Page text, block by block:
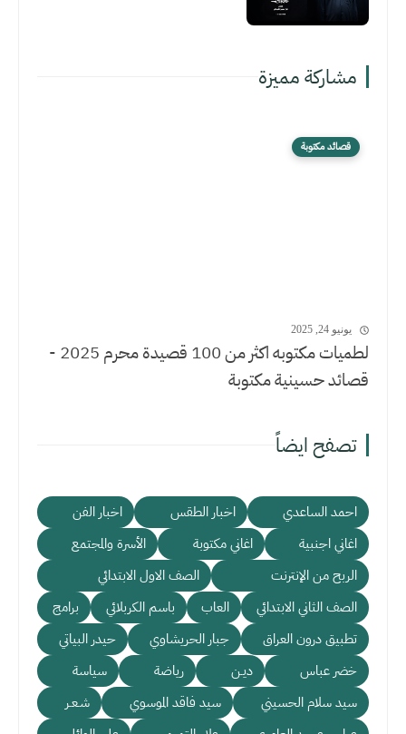
مشاركة مميزة
قصائد مكتوبة
يونيو 24, 2025
لطميات مكتوبه اكثر من 100 قصيدة محرم 2025 -
قصائد حسينية مكتوبة
تصفح ايضاً
احمد الساعدي اخبار الطقس
اخبار الفن
اغاني اجنبية
اغاني مكتوبة
الأسرة والمجتمع
الربح من الإنترنت
الصف الاول الابتدائي
الصف الثاني الابتدائي
العاب باسم الكربلائي
برامج
تطبيق درون العراق
جبار الحريشاوي
حيدر البياتي
خضر عباس
ديـن رياضة
سياسة
سيد سلام الحسيني
سيد فاقد الموسوي
شـعـر